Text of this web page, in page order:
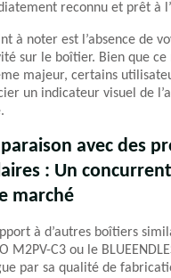
reconnu et prêt à
à noter est l’absence de
sur le boîtier. Bien que ce
majeur, certains
un indicateur visuel de
avec des
: Un
marché
à d’autres boîtiers
M2PV-C3 ou le
par sa qualité de